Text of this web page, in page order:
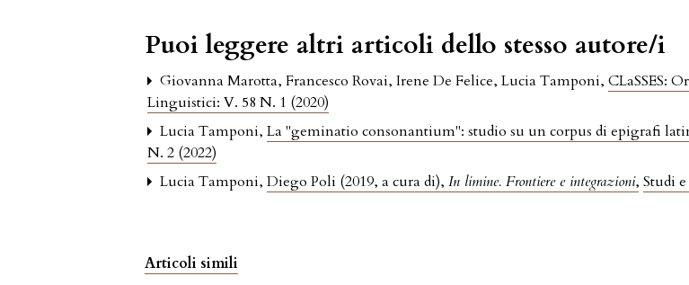
Puoi leggere altri articoli dello stesso autore/i
Giovanna Marotta, Francesco Rovai, Irene De Felice, Lucia Tamponi,CLaSSES:
Linguistici: V. 58 N. 1 (2020)
Lucia Tamponi,La "geminatio consonantium": studio su un corpus di epigrafi
N. 2 (2022)
Lucia Tamponi,Diego Poli (2019, a cura di),In limine. Frontiere e integrazioni,Studi
Articoli simili